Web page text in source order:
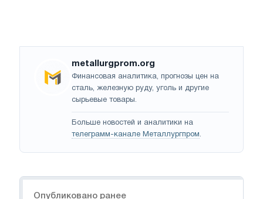
metallurgprom.org
Финансовая аналитика, прогнозы цен на
сталь, железную руду, уголь и другие
сырьевые товары.
Больше новостей и аналитики на
телеграмм-канале Металлургпром.
Опубликовано ранее